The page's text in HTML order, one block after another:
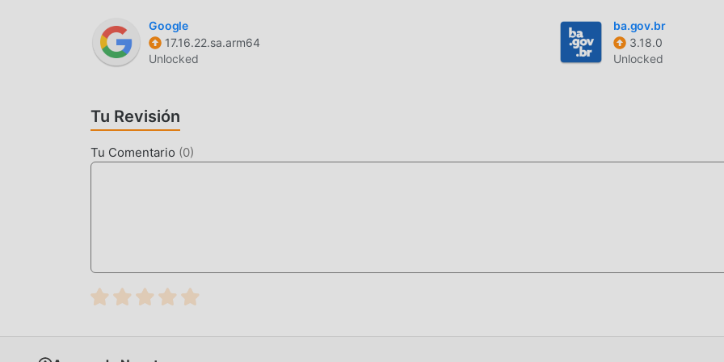
Google
17.16.22.sa.arm64
Unlocked
ba.gov.br
3.18.0
Unlocked
Tu Revisión
Tu Comentario (0)